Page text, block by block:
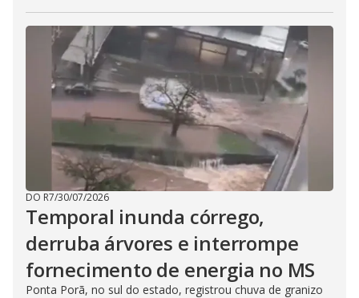
DO R7/30/07/2026
Temporal inunda córrego,
derruba árvores e interrompe
fornecimento de energia no MS
Ponta Porã, no sul do estado, registrou chuva de granizo